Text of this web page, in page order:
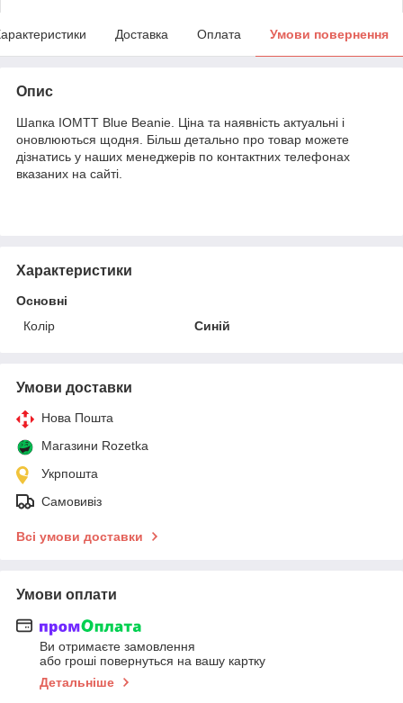
Доставка Оплата Умови повернення
Опис
Шапка IOMTT Blue Beanie. Ціна та наявність актуальні і
оновлюються щодня. Більш детально про товар можете
дізнатись у наших менеджерів по контактних телефонах
вказаних на сайті.
Характеристики
Основні
Колір
Синій
Умови доставки
Нова Пошта
Магазини Rozetka
Укрпошта
Самовивіз
Всі умови доставки
Умови оплати
Ви отримаєте замовлення
або гроші повернуться на вашу картку
Детальніше